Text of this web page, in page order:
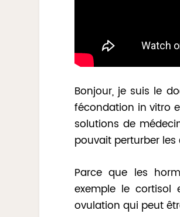
Bonjour, je suis le
fécondation in vitro
solutions de
pouvait perturber
Parce que les
exemple le
ovulation qui peut